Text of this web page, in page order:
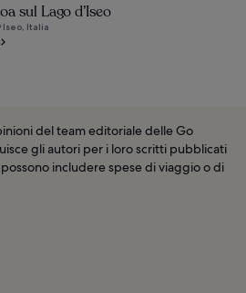
sul Lago d’Iseo
Iseo, Italia
del team editoriale delle Go
gli autori per i loro scritti pubblicati
includere spese di viaggio o di